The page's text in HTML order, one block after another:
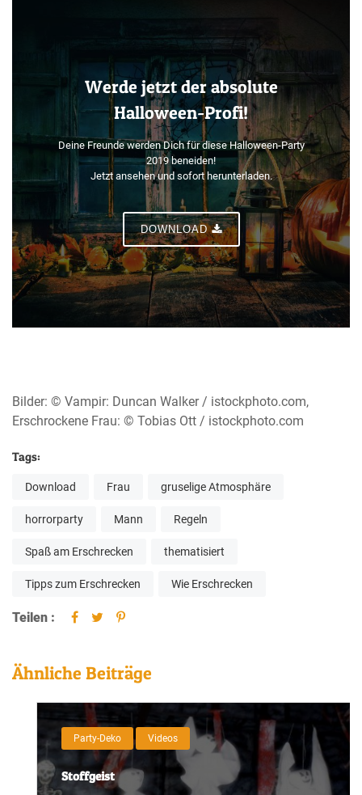
Werde jetzt der absolute
Halloween-Profi!
Deine Freunde werden Dich für diese Halloween-Party
2019 beneiden!
Jetzt ansehen und sofort herunterladen.
DOWNLOAD
Bilder: © Vampir: Duncan Walker / istockphoto.com,
Erschrockene Frau: © Tobias Ott / istockphoto.com
Tags:
Download Frau gruselige Atmosphäre
horrorparty Mann Regeln
Spaß am Erschrecken thematisiert
Tipps zum Erschrecken Wie Erschrecken
Teilen :
Ähnliche Beiträge
Party-Deko Videos
Stoffgeist